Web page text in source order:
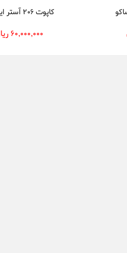
کاپوت 206 آستر ایساکو
60,000,000 ریال